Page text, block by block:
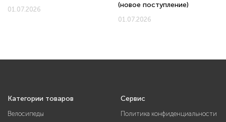
01.07.2026
(новое поступление)
01.07.2026
Категории товаров
Велосипеды
Сервис
Политика конфиденциальности